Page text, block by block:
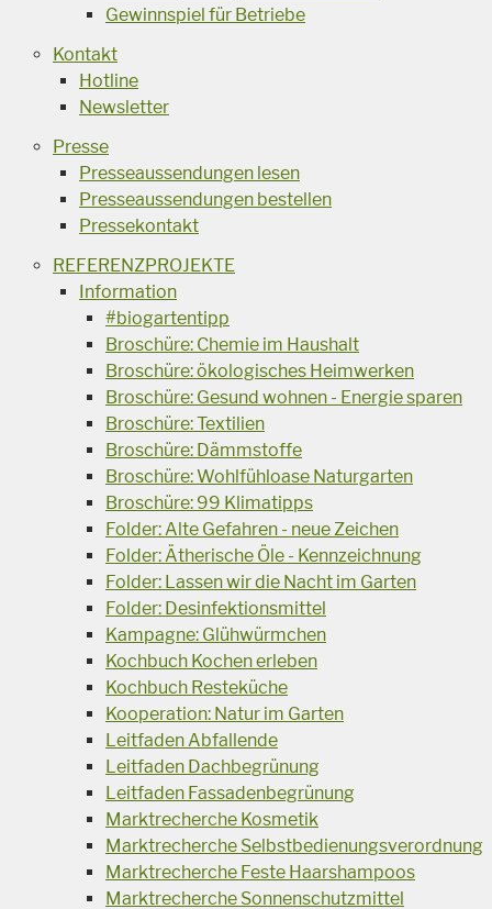
Gewinnspiel für Betriebe
Kontakt
Hotline
Newsletter
Presse
Presseaussendungen lesen
Presseaussendungen bestellen
Pressekontakt
REFERENZPROJEKTE
Information
#biogartentipp
Broschüre: Chemie im Haushalt
Broschüre: ökologisches Heimwerken
Broschüre: Gesund wohnen - Energie sparen
Broschüre: Textilien
Broschüre: Dämmstoffe
Broschüre: Wohlfühloase Naturgarten
Broschüre: 99 Klimatipps
Folder: Alte Gefahren - neue Zeichen
Folder: Ätherische Öle - Kennzeichnung
Folder: Lassen wir die Nacht im Garten
Folder: Desinfektionsmittel
Kampagne: Glühwürmchen
Kochbuch Kochen erleben
Kochbuch Resteküche
Kooperation: Natur im Garten
Leitfaden Abfallende
Leitfaden Dachbegrünung
Leitfaden Fassadenbegrünung
Marktrecherche Kosmetik
Marktrecherche Selbstbedienungsverordnung
Marktrecherche Feste Haarshampoos
Marktrecherche Sonnenschutzmittel